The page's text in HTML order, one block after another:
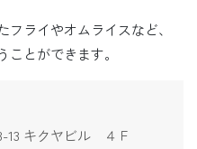
ライやオムライスなど、
とができます。
13 キクヤビル ４Ｆ